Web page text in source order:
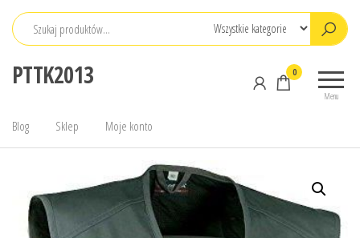
Przejdź
PTTK2013
Menu
0
Blog Sklep Moje konto